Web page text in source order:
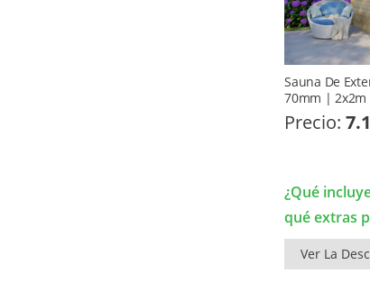
Sauna De
70mm | 2x2m
Precio:
¿Qué
qué extras
Ver La